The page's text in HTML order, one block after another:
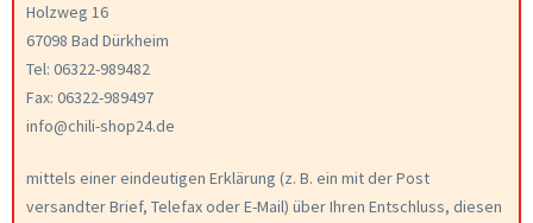
Holzweg 16
67098 Bad Dürkheim
Tel: 06322-989482
Fax: 06322-989497
info@chili-shop24.de
mittels einer eindeutigen Erklärung (z. B. ein mit der Post
versandter Brief, Telefax oder E-Mail) über Ihren Entschluss, diesen